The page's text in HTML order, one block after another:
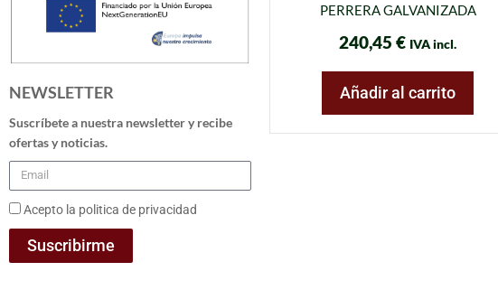
NEWSLETTER
Suscríbete a nuestra newsletter y recibe
ofertas y noticias.
Acepto la politica de privacidad
Suscribirme
PERRERA GALVANIZADA
240,45 € IVA incl.
Añadir al carrito